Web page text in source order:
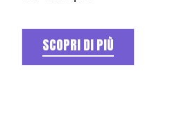
SCOPRI DI PIÙ